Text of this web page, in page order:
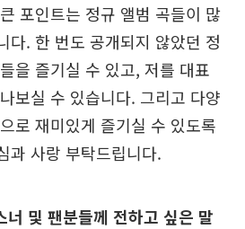
포인트는 정규 앨범 곡들이 많
다. 한 번도 공개되지 않았던 정
을 즐기실 수 있고, 저를 대표
보실 수 있습니다. 그리고 다양
로 재미있게 즐기실 수 있도록
과 사랑 부탁드립니다.
및 팬분들께 전하고 싶은 말